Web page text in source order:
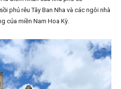
phủ rêu Tây Ban Nha và các ngôi nhà
của miền Nam Hoa Kỳ.